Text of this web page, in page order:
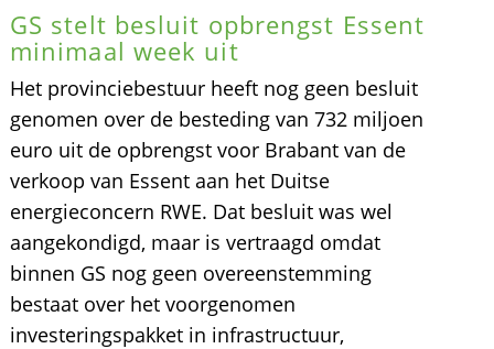
GS stelt besluit opbrengst Essent
minimaal week uit
Het provinciebestuur heeft nog geen besluit
genomen over de besteding van 732 miljoen
euro uit de opbrengst voor Brabant van de
verkoop van Essent aan het Duitse
energieconcern RWE. Dat besluit was wel
aangekondigd, maar is vertraagd omdat
binnen GS nog geen overeenstemming
bestaat over het voorgenomen
investeringspakket in infrastructuur,